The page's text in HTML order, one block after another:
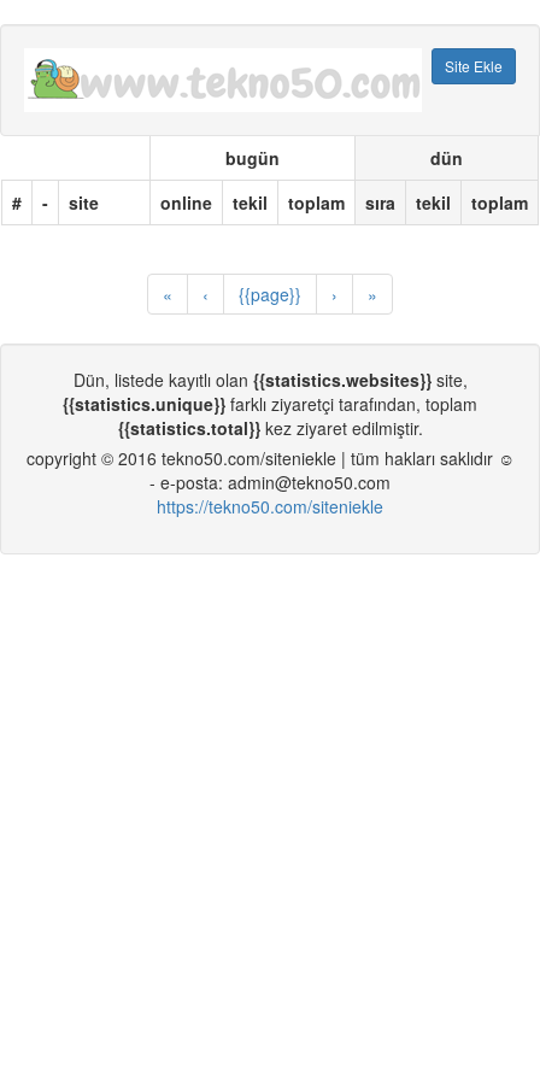
Site Ekle
bugün
dün
#
- site online tekil toplam sıra tekil toplam
« ‹ {{page}} › »
Dün, listede kayıtlı olan {{statistics.websites}}site,
{{statistics.unique}} farklı ziyaretçi tarafından, toplam
{{statistics.total}}kez ziyaret edilmiştir.
copyright © 2016 tekno50.com/siteniekle | tüm hakları saklıdır ☺
- e-posta: admin@tekno50.com
https://tekno50.com/siteniekle